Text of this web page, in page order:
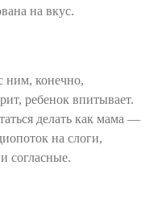
на вкус.
ним, конечно,
ребенок впитывает.
делать как мама —
на слоги,
согласные.